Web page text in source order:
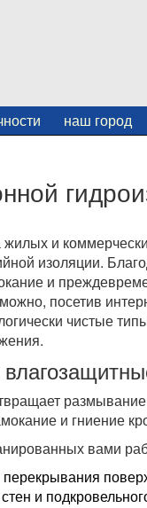
наш город
и
изоляции.
и
посетив
чистые
и гниение
вами
и